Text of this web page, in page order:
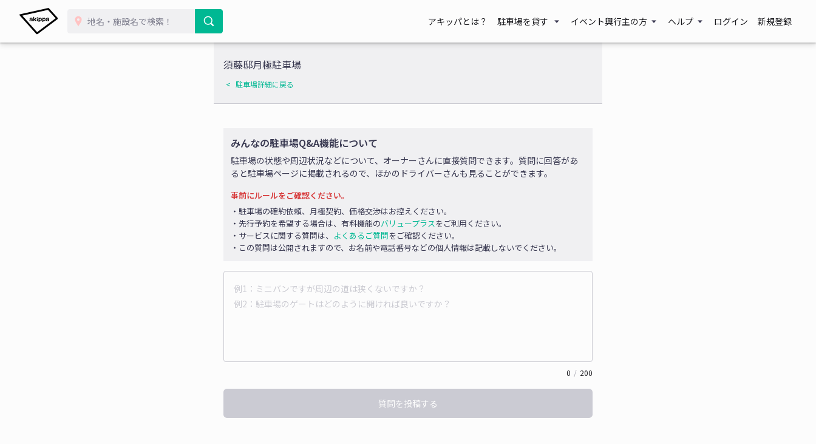
アキッパとは？ 駐車場を貸す イベント興行主の方 ヘルプ ログイン 新規登録
須藤邸月極駐車場
駐車場詳細に戻る
みんなの駐車場Q&A機能について
駐車場の状態や周辺状況などについて、オーナーさんに直接質問できます。質問に回答があ
ると駐車場ページに掲載されるので、ほかのドライバーさんも見ることができます。
事前にルールをご確認ください。
・駐車場の確約依頼、月極契約、価格交渉はお控えください。
・先行予約を希望する場合は、有料機能のバリュープラスをご利用ください。
・サービスに関する質問は、 よくあるご質問をご確認ください。
・この質問は公開されますので、お名前や電話番号などの個人情報は記載しないでください。
0 / 200
質問を投稿する